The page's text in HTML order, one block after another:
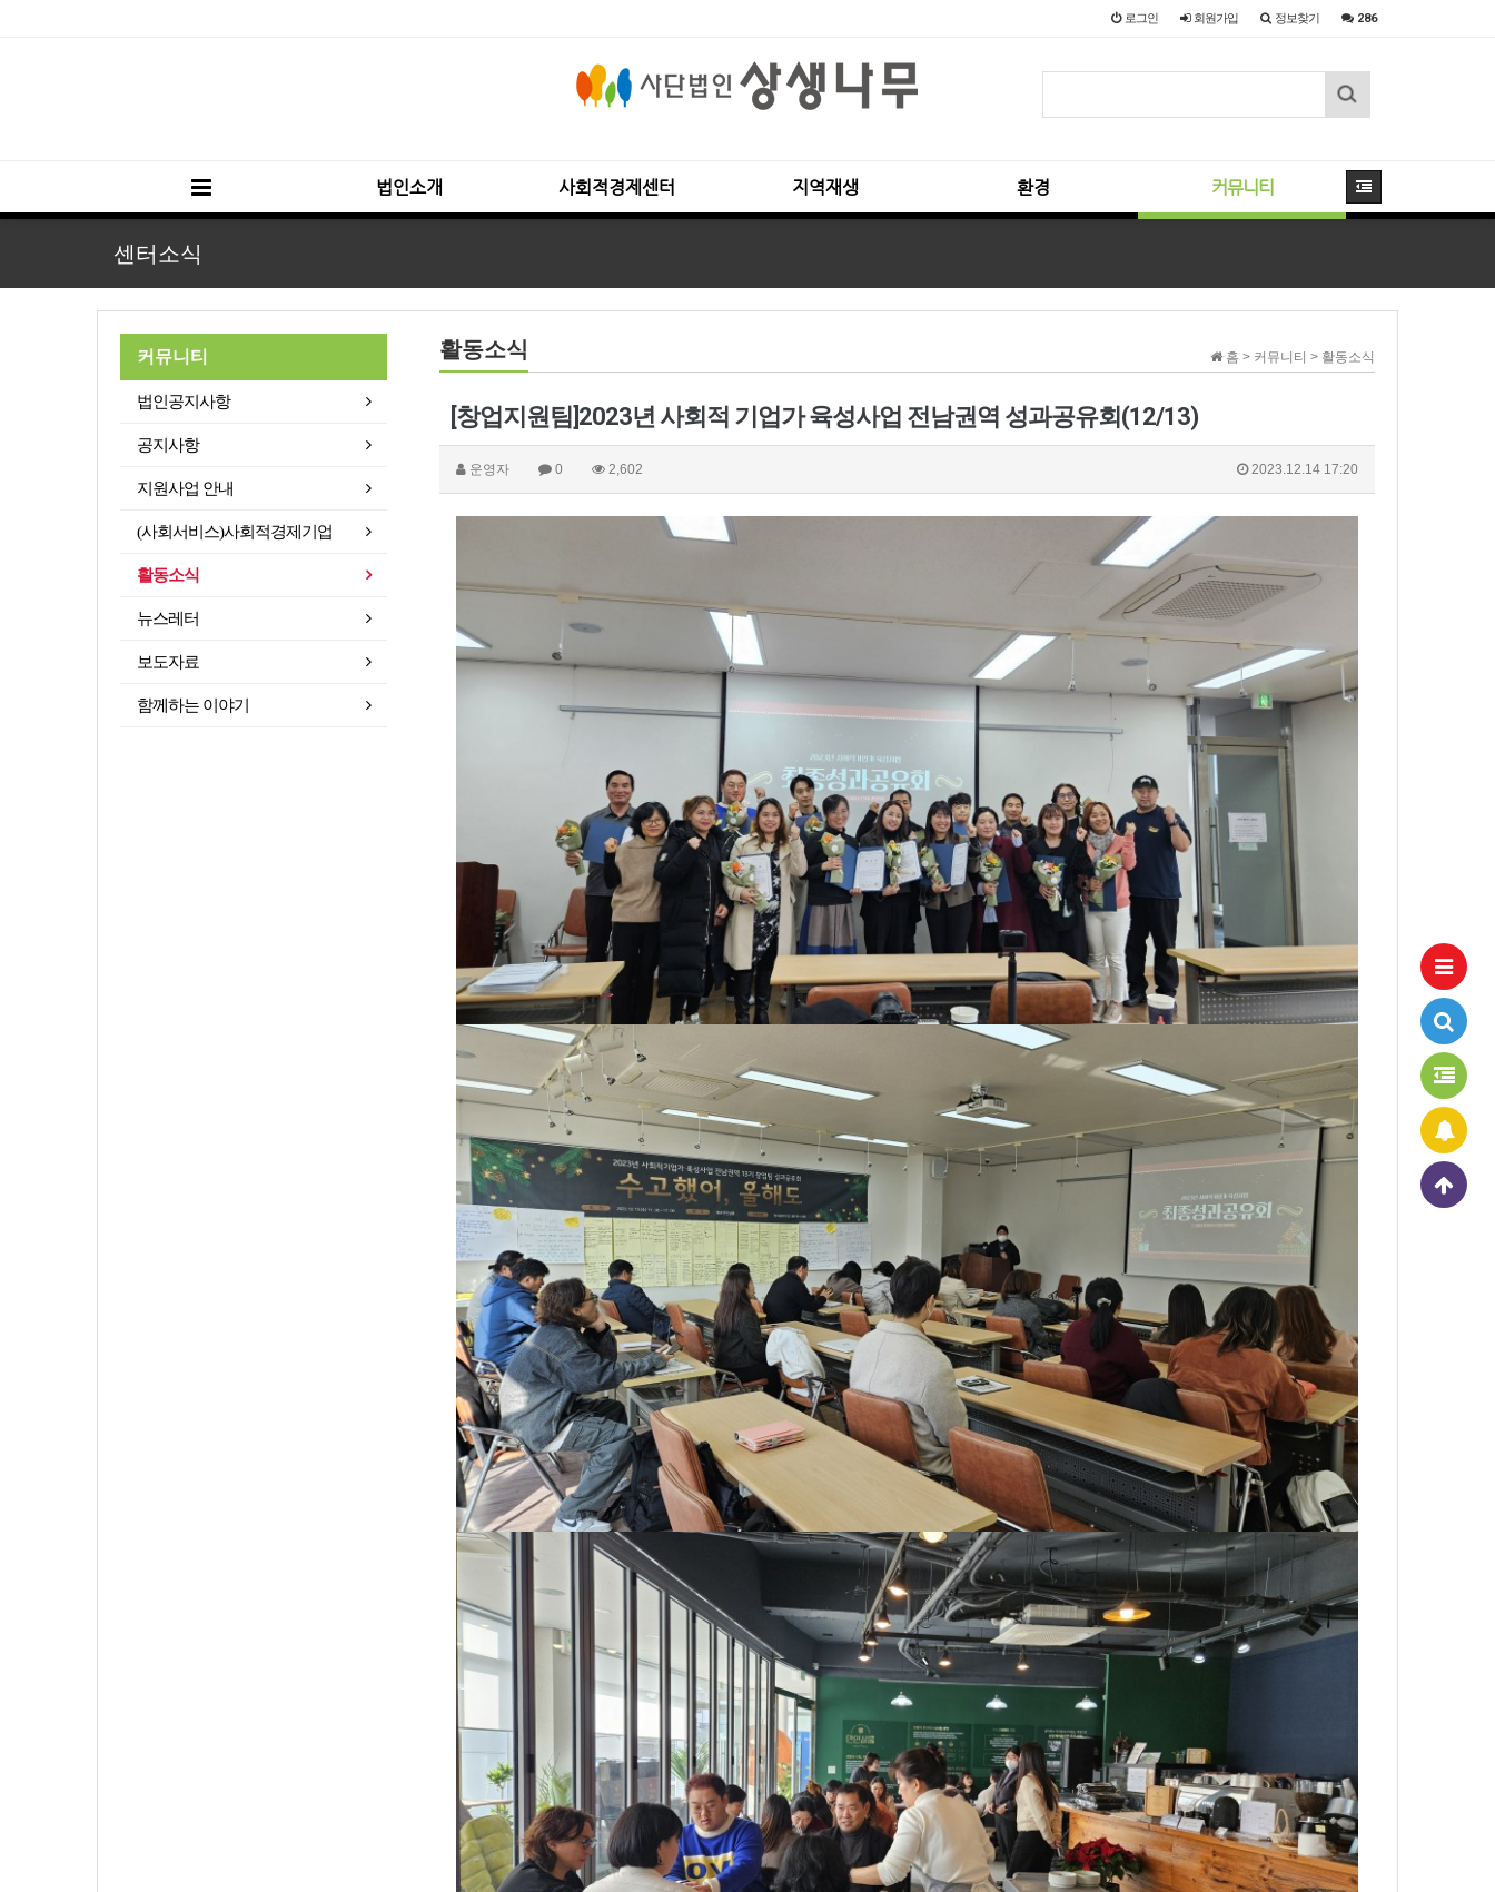
로그인 회원가입 정보찾기 286
법인소개 사회적경제센터 지역재생 환경 커뮤니티
센터소식
홈 > 커뮤니티 > 활동소식
활동소식
[창업지원팀]2023년 사회적 기업가 육성사업 전남권역 성과공유회(12/13)
운영자 0 2,602 2023.12.14 17:20
커뮤니티
법인공지사항
공지사항
지원사업 안내
(사회서비스)사회적경제기업
활동소식
뉴스레터
보도자료
함께하는 이야기